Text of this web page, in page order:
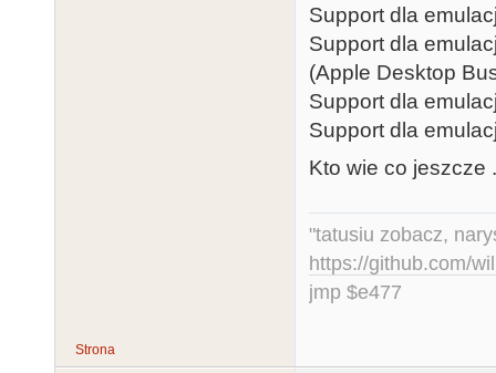
Support dla
Support dla
(Apple Desktop
Support dla
Support dla
Kto wie co jeszcze
"tatusiu zobacz,
https://github.com/
jmp $e477
Strona